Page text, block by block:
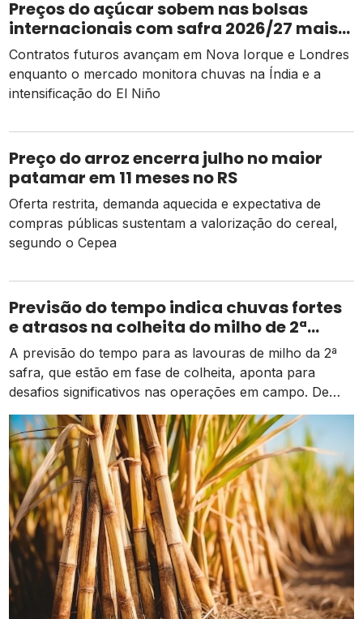
Preços do açúcar sobem nas bolsas
internacionais com safra 2026/27 mais
apertada
Contratos futuros avançam em Nova Iorque e Londres
enquanto o mercado monitora chuvas na Índia e a
intensificação do El Niño
Preço do arroz encerra julho no maior
patamar em 11 meses no RS
Oferta restrita, demanda aquecida e expectativa de
compras públicas sustentam a valorização do cereal,
segundo o Cepea
Previsão do tempo indica chuvas fortes
e atrasos na colheita do milho de 2ª
safra
A previsão do tempo para as lavouras de milho da 2ª
safra, que estão em fase de colheita, aponta para
desafios significativos nas operações em campo. De
acordo com dados da Conab, há um pequeno atraso
em relação ao mesmo período do ano passado, mas as
atividades estão ocorrendo de forma normal em
comparação à média dos […]